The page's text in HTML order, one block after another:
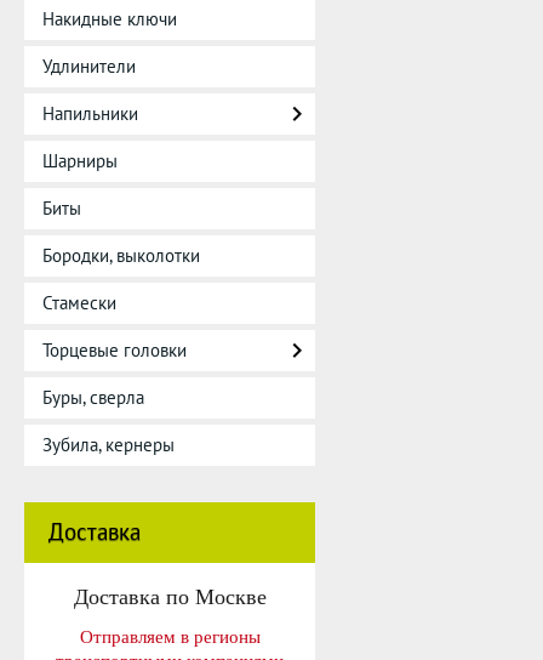
Накидные ключи
Удлинители
Напильники
Шарниры
Биты
Бородки, выколотки
Стамески
Торцевые головки
Буры, сверла
Зубила, кернеры
Доставка
Доставка по Москве
Отправляем в регионы